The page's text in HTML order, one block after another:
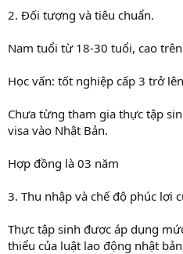
2. Đối tượng và tiêu chuẩn.
Nam tuổi từ 18-30 tuổi, cao
Học vấn: tốt nghiệp cấp 3 trở
Chưa từng tham gia thực tập
visa vào Nhật Bản.
Hợp đồng là 03 năm
3. Thu nhập và chế độ phúc lợi
Thực tập sinh được áp dụng
thiểu của luật lao động nhật